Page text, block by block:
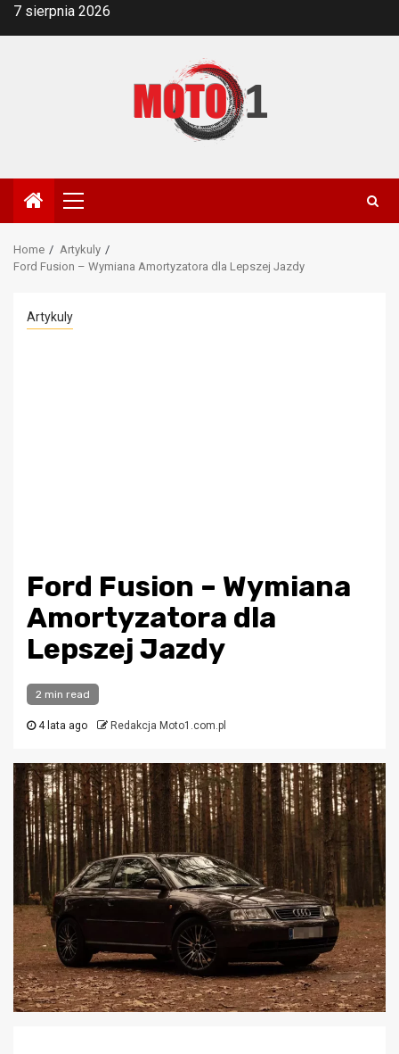
Skip7 sierpnia 2026
Primary
Menu
Home
Artykuly
Ford Fusion – Wymiana Amortyzatora dla Lepszej Jazdy
Artykuly
Ford Fusion – Wymiana
Amortyzatora dla
Lepszej Jazdy
2 min read
4 lata ago Redakcja Moto1.com.pl